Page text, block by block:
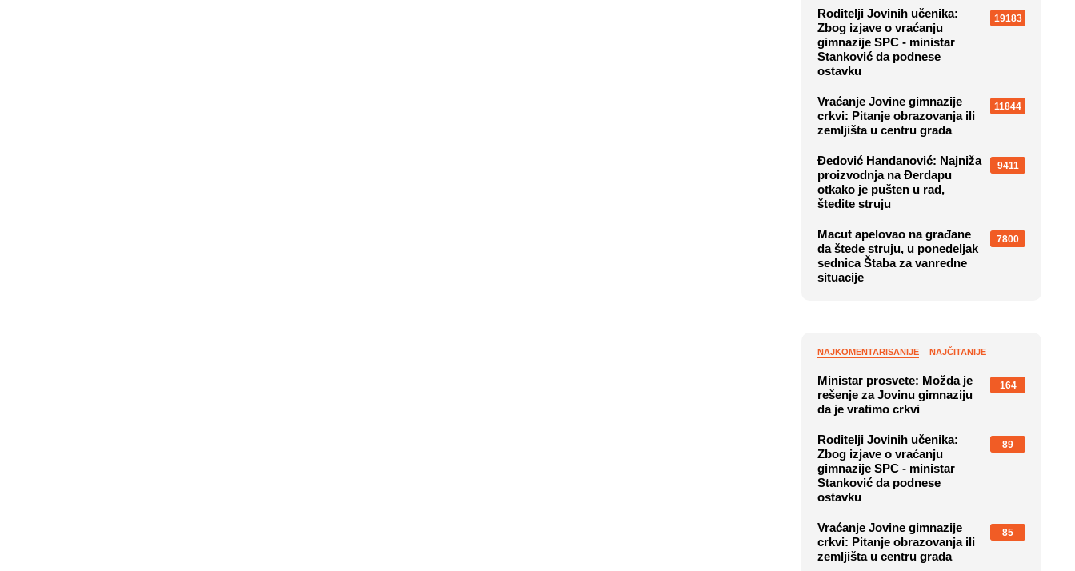
Roditelji Jovinih učenika:
Zbog izjave o vraćanju
gimnazije SPC - ministar
Stanković da podnese
ostavku
19183
Vraćanje Jovine gimnazije
crkvi: Pitanje obrazovanja ili
zemljišta u centru grada
11844
Đedović Handanović: Najniža
proizvodnja na Đerdapu
otkako je pušten u rad,
štedite struju
9411
Macut apelovao na građane
da štede struju, u ponedeljak
sednica Štaba za vanredne
situacije
7800
NAJKOMENTARISANIJE NAJČITANIJE
Ministar prosvete: Možda je
rešenje za Jovinu gimnaziju
da je vratimo crkvi
164
Roditelji Jovinih učenika:
Zbog izjave o vraćanju
gimnazije SPC - ministar
Stanković da podnese
ostavku
89
Vraćanje Jovine gimnazije
crkvi: Pitanje obrazovanja ili
zemljišta u centru grada
85